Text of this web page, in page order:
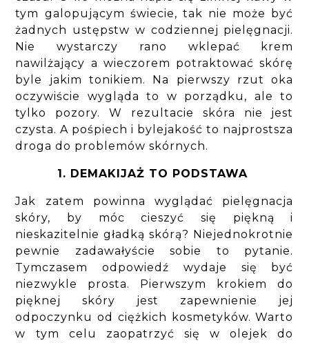
tym galopującym świecie, tak nie może być
żadnych ustępstw w codziennej pielęgnacji.
Nie wystarczy rano wklepać krem
nawilżający a wieczorem potraktować skórę
byle jakim tonikiem. Na pierwszy rzut oka
oczywiście wygląda to w porządku, ale to
tylko pozory. W rezultacie skóra nie jest
czysta. A pośpiech i bylejakość to najprostsza
droga do problemów skórnych.
1. DEMAKIJAŻ TO PODSTAWA
Jak zatem powinna wyglądać pielęgnacja
skóry, by móc cieszyć się piękną i
nieskazitelnie gładką skórą? Niejednokrotnie
pewnie zadawałyście sobie to pytanie.
Tymczasem odpowiedź wydaje się być
niezwykle prosta. Pierwszym krokiem do
pięknej skóry jest zapewnienie jej
odpoczynku od ciężkich kosmetyków. Warto
w tym celu zaopatrzyć się w olejek do